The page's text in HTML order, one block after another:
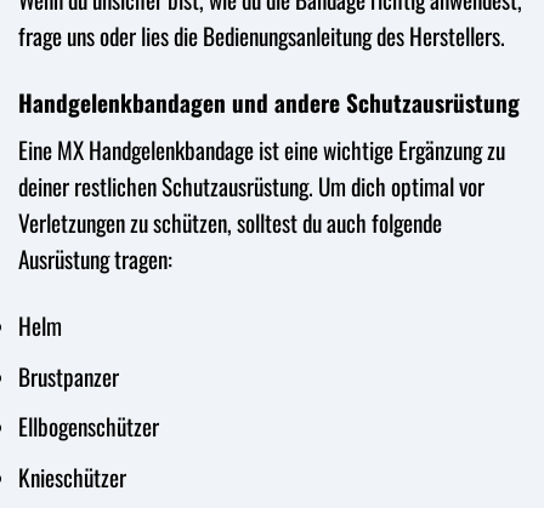
frage uns oder lies die Bedienungsanleitung des Herstellers.
Handgelenkbandagen und andere Schutzausrüstung
Eine MX Handgelenkbandage ist eine wichtige Ergänzung zu
deiner restlichen Schutzausrüstung. Um dich optimal vor
Verletzungen zu schützen, solltest du auch folgende
Ausrüstung tragen:
Helm
Brustpanzer
Ellbogenschützer
Knieschützer